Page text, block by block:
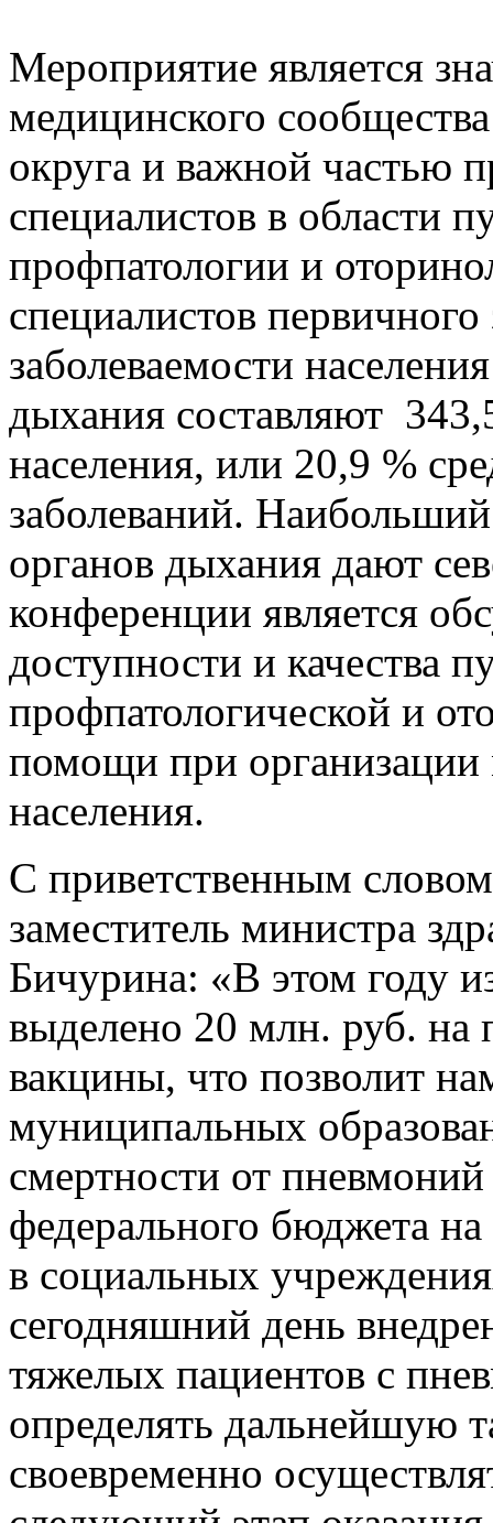
Мероприятие является
медицинского
округа и важной частью
специалистов в области
профпатологии и
специалистов
заболеваемости
дыхания составляют
населения, или 20,9 %
заболеваний.
органов дыхания дают
конференции является
доступности и качества
профпатологической и
помощи при организации
населения.
С приветственным
заместитель министра
Бичурина: «В этом году
выделено 20 млн. руб. на
вакцины, что позволит
муниципальных
смертности от
федерального бюджета
в социальных
сегодняшний день
тяжелых пациентов с
определять дальнейшую
своевременно